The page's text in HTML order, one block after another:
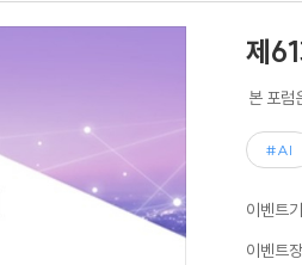
요.
제
본 포럼
#AI
이벤트
이벤트